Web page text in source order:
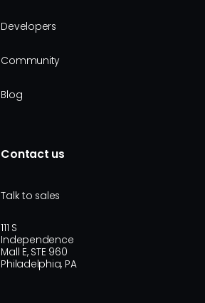
Developers
Community
Blog
Contact us
Talk to sales
111 S
Independence
Mall E, STE 960
Philadelphia, PA